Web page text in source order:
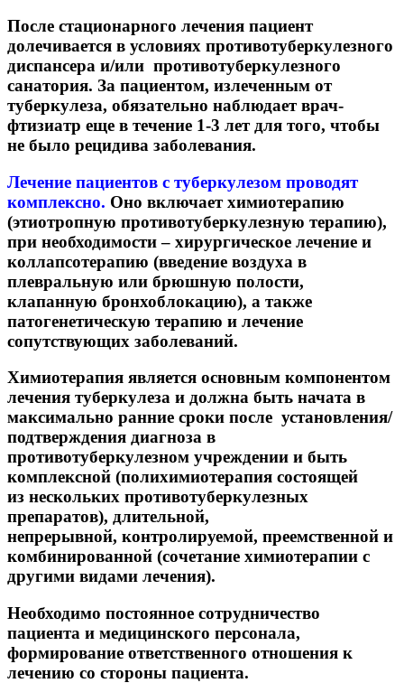
После стационарного лечения пациент
долечивается в условиях противотуберкулезного
диспансера и/или противотуберкулезного
санатория. За пациентом, излеченным от
туберкулеза, обязательно наблюдает врач-
фтизиатр еще в течение 1-3 лет для того, чтобы
не было рецидива заболевания.
Лечение пациентов с туберкулезом проводят
комплексно. Оно включает химиотерапию
(этиотропную противотуберкулезную терапию),
при необходимости – хирургическое лечение и
коллапсотерапию (введение воздуха в
плевральную или брюшную полости,
клапанную бронхоблокацию), а также
патогенетическую терапию и лечение
сопутствующих заболеваний.
Химиотерапия является основным компонентом
лечения туберкулеза и должна быть начата в
максимально ранние сроки после установления/
подтверждения диагноза в
противотуберкулезном учреждении и быть
комплексной (полихимиотерапия состоящей
из нескольких противотуберкулезных
препаратов), длительной,
непрерывной, контролируемой, преемственной и
комбинированной (сочетание химиотерапии с
другими видами лечения).
Необходимо постоянное сотрудничество
пациента и медицинского персонала,
формирование ответственного отношения к
лечению со стороны пациента.